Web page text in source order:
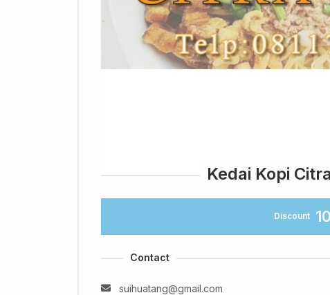
Kedai Kopi
Discount
Contact
suihuatang@gmail.com